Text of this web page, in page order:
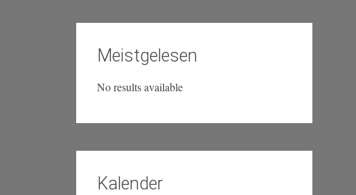
Meistgelesen
No results available
Kalender